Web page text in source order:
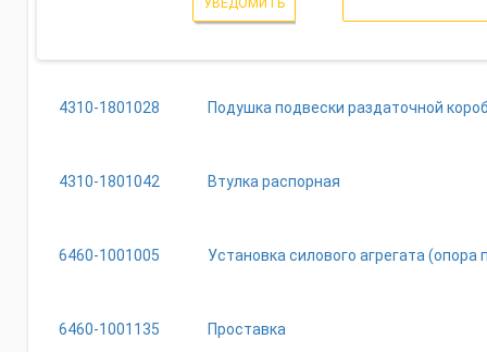
УВЕДОМИТЬ
4310-1801028 Подушка подвески раздаточной
4310-1801042 Втулка распорная
6460-1001005 Установка силового агрегата (опора
6460-1001135 Проставка